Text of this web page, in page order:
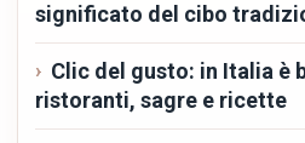
significato del cibo
Clic del gusto: in Italia è
ristoranti, sagre e ricette